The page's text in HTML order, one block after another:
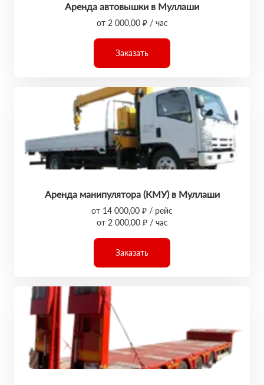
Аренда автовышки в Муллаши
от 2 000,00 ₽ / час
Заказать
Аренда манипулятора (КМУ) в Муллаши
от 14 000,00 ₽ / рейс
от 2 000,00 ₽ / час
Заказать